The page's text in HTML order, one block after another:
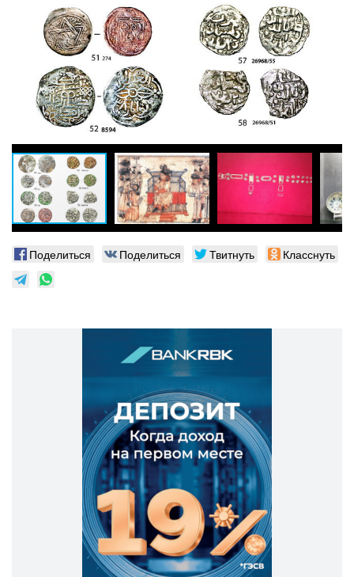
Поделиться Поделиться Твитнуть Класснуть